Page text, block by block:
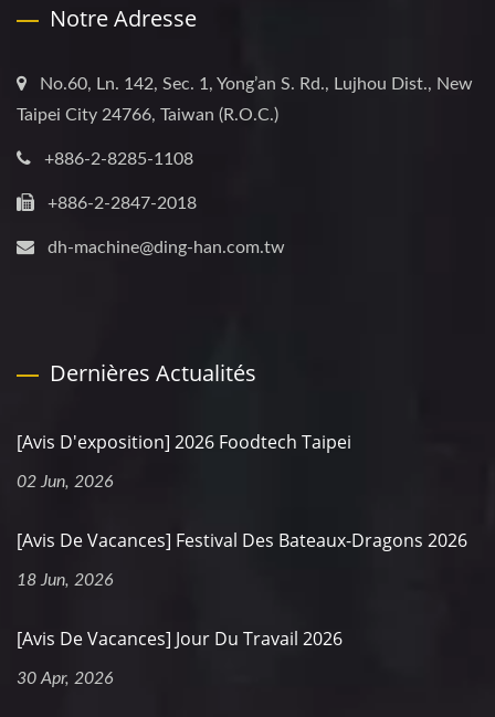
Notre Adresse
No.60, Ln. 142, Sec. 1, Yong’an S. Rd., Lujhou Dist., New
Taipei City 24766, Taiwan (R.O.C.)
+886-2-8285-1108
+886-2-2847-2018
dh-machine@ding-han.com.tw
Dernières Actualités
[Avis D'exposition] 2026 Foodtech Taipei
02 Jun, 2026
[Avis De Vacances] Festival Des Bateaux-Dragons 2026
18 Jun, 2026
[Avis De Vacances] Jour Du Travail 2026
30 Apr, 2026